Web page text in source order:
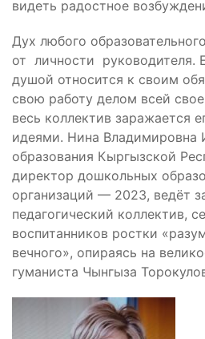
видеть радостное
Дух любого
от личности руководителя.
душой относится к своим
свою работу делом всей
весь коллектив заражается
идеями. Нина Владимировна
образования Кыргызской
директор дошкольных
организаций — 2023, ведёт
педагогический коллектив,
воспитанников ростки
вечного», опираясь на
гуманиста Чынгыза